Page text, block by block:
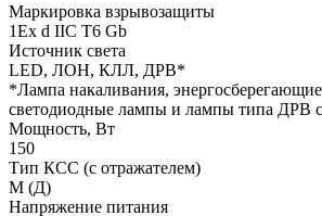
Маркировка взрывозащиты
1Ех d IIC T6 Gb
Источник света
LED, ЛОН, КЛЛ, ДРВ*
*Лампа накаливания,
светодиодные лампы и лампы типа ДРВ
Мощность, Вт
150
Тип КСС (с отражателем)
М (Д)
Напряжение питания